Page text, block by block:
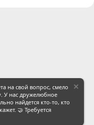
на свой вопрос, смело
У нас дружелюбное
найдется кто-то, кто
🤝 Требуется